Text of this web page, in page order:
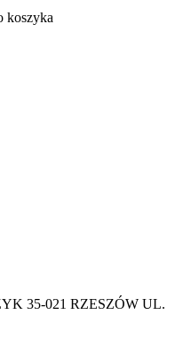
koszyka
35-021 RZESZÓW UL.